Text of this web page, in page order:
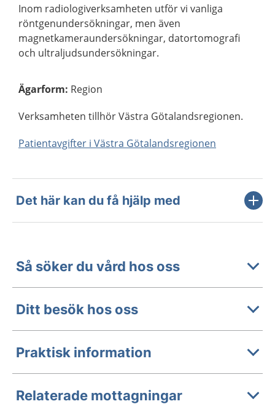
Inom radiologiverksamheten utför vi vanliga
röntgenundersökningar, men även
magnetkameraundersökningar, datortomografi
och ultraljudsundersökningar.
Ägarform: Region
Verksamheten tillhör Västra Götalandsregionen.
Patientavgifter i Västra Götalandsregionen
Det här kan du få hjälp med
Så söker du vård hos oss
Ditt besök hos oss
Praktisk information
Relaterade mottagningar